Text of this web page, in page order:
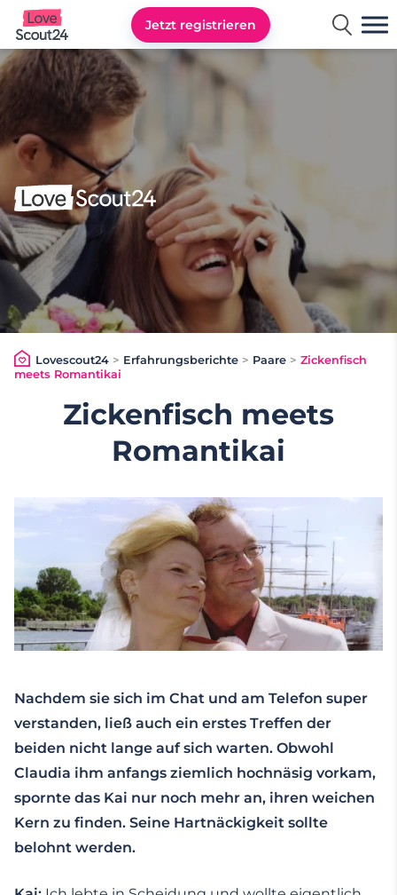
Lovescout24
Jetzt registrieren
Lovescout24> Erfahrungsberichte > Paare > Zickenfisch
meets Romantikai
Zickenfisch meets
Romantikai
Nachdem sie sich im Chat und am Telefon super
verstanden, ließ auch ein erstes Treffen der
beiden nicht lange auf sich warten. Obwohl
Claudia ihm anfangs ziemlich hochnäsig vorkam,
spornte das Kai nur noch mehr an, ihren weichen
Kern zu finden. Seine Hartnäckigkeit sollte
belohnt werden.